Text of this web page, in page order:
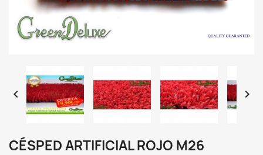
 
CÉSPED ARTIFICIAL ROJO M26